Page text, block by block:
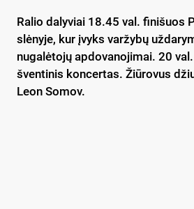
Ralio dalyviai 18.45 val. finišuos
slėnyje, kur įvyks varžybų
nugalėtojų apdovanojimai. 20
šventinis koncertas. Žiūrovus
Leon Somov.